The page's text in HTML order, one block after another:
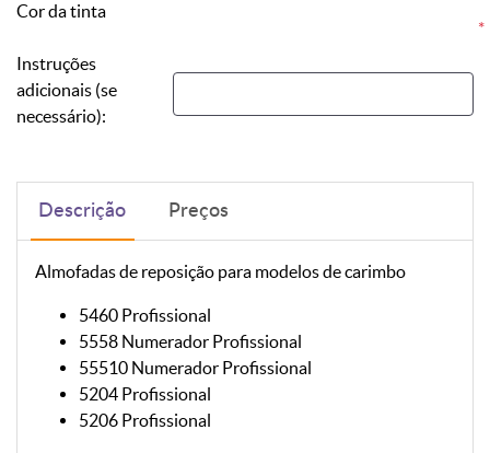
Cor da tinta
*
Instruções
adicionais (se
necessário):
Descrição Preços
Almofadas de reposição para modelos de carimbo
5460 Profissional
5558 Numerador Profissional
55510 Numerador Profissional
5204 Profissional
5206 Profissional